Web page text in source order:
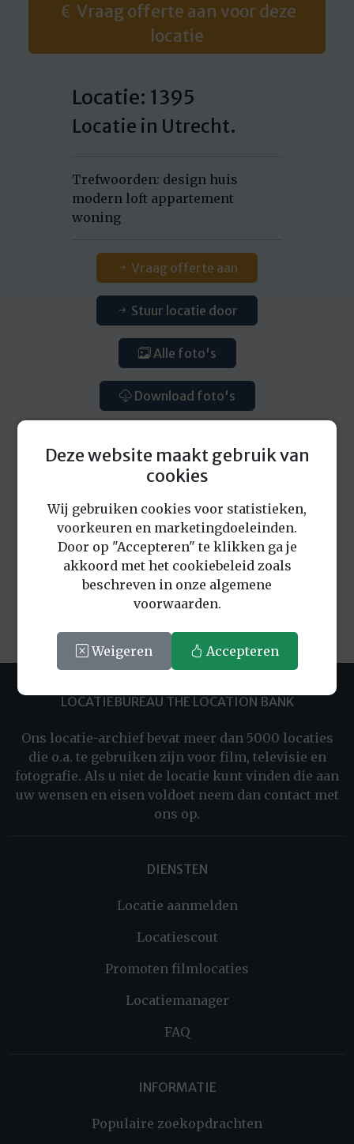
Vraag offerte aan voor deze
locatie
Locatie: 1395
Locatie in Utrecht.
Trefwoorden: design huis
modern loft appartement
woning
Vraag offerte aan
Stuur locatie door
Alle foto's
Download foto's
Eerder bekeken locaties
LOCATIEBUREAU THE LOCATION BANK
Ons locatie-archief bevat meer dan 5000 locaties
die o.a. te gebruiken zijn voor film, televisie en
fotografie. Als u niet de locatie kunt vinden die aan
uw wensen en eisen voldoet neem dan contact met
ons op.
DIENSTEN
Locatie aanmelden
Locatiescout
Promoten filmlocaties
Locatiemanager
FAQ
INFORMATIE
Populaire zoekopdrachten
Deze website maakt gebruik van
cookies
Wij gebruiken cookies voor statistieken,
voorkeuren en marketingdoeleinden.
Door op "Accepteren" te klikken ga je
akkoord met het cookiebeleid zoals
beschreven in onze algemene
voorwaarden.
Weigeren Accepteren